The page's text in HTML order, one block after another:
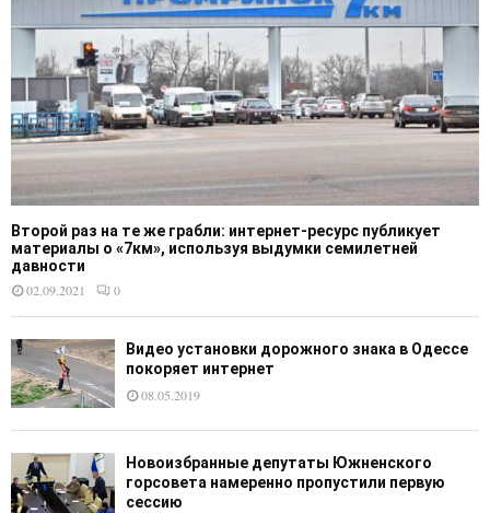
Второй раз на те же грабли: интернет-ресурс публикует
материалы о «7км», используя выдумки семилетней
давности
02.09.2021
0
Видео установки дорожного знака в Одессе
покоряет интернет
08.05.2019
Новоизбранные депутаты Южненского
горсовета намеренно пропустили первую
сессию